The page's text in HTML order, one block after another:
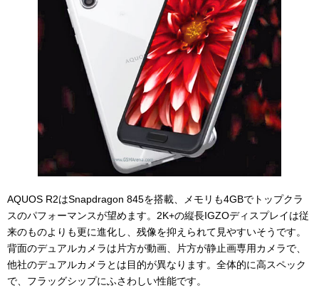
AQUOS R2はSnapdragon 845を搭載、メモリも4GBでトップクラ
スのパフォーマンスが望めます。2K+の縦長IGZOディスプレイは従
来のものよりも更に進化し、残像を抑えられて見やすいそうです。
背面のデュアルカメラは片方が動画、片方が静止画専用カメラで、
他社のデュアルカメラとは目的が異なります。全体的に高スペック
で、フラッグシップにふさわしい性能です。